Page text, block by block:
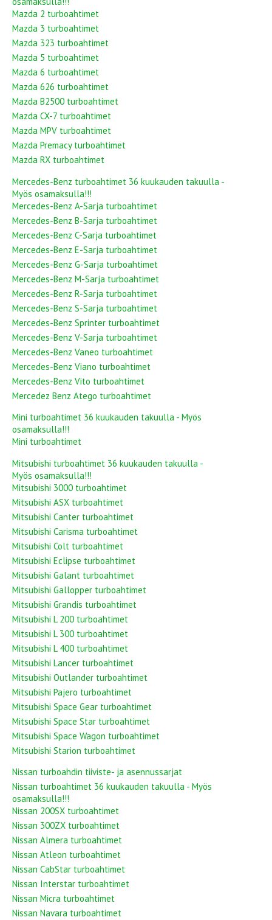
Mazda 2 turboahtimet
Mazda 3 turboahtimet
Mazda 323 turboahtimet
Mazda 5 turboahtimet
Mazda 6 turboahtimet
Mazda 626 turboahtimet
Mazda B2500 turboahtimet
Mazda CX-7 turboahtimet
Mazda MPV turboahtimet
Mazda Premacy turboahtimet
Mazda RX turboahtimet
Mercedes-Benz turboahtimet 36 kuukauden takuulla -
Myös osamaksulla!!!
Mercedes-Benz A-Sarja turboahtimet
Mercedes-Benz B-Sarja turboahtimet
Mercedes-Benz C-Sarja turboahtimet
Mercedes-Benz E-Sarja turboahtimet
Mercedes-Benz G-Sarja turboahtimet
Mercedes-Benz M-Sarja turboahtimet
Mercedes-Benz R-Sarja turboahtimet
Mercedes-Benz S-Sarja turboahtimet
Mercedes-Benz Sprinter turboahtimet
Mercedes-Benz V-Sarja turboahtimet
Mercedes-Benz Vaneo turboahtimet
Mercedes-Benz Viano turboahtimet
Mercedes-Benz Vito turboahtimet
Mercedez Benz Atego turboahtimet
Mini turboahtimet 36 kuukauden takuulla - Myös
osamaksulla!!!
Mini turboahtimet
Mitsubishi turboahtimet 36 kuukauden takuulla -
Myös osamaksulla!!!
Mitsubishi 3000 turboahtimet
Mitsubishi ASX turboahtimet
Mitsubishi Canter turboahtimet
Mitsubishi Carisma turboahtimet
Mitsubishi Colt turboahtimet
Mitsubishi Eclipse turboahtimet
Mitsubishi Galant turboahtimet
Mitsubishi Gallopper turboahtimet
Mitsubishi Grandis turboahtimet
Mitsubishi L 200 turboahtimet
Mitsubishi L 300 turboahtimet
Mitsubishi L 400 turboahtimet
Mitsubishi Lancer turboahtimet
Mitsubishi Outlander turboahtimet
Mitsubishi Pajero turboahtimet
Mitsubishi Space Gear turboahtimet
Mitsubishi Space Star turboahtimet
Mitsubishi Space Wagon turboahtimet
Mitsubishi Starion turboahtimet
Nissan turboahdin tiiviste- ja asennussarjat
Nissan turboahtimet 36 kuukauden takuulla - Myös
osamaksulla!!!
Nissan 200SX turboahtimet
Nissan 300ZX turboahtimet
Nissan Almera turboahtimet
Nissan Atleon turboahtimet
Nissan CabStar turboahtimet
Nissan Interstar turboahtimet
Nissan Micra turboahtimet
Nissan Navara turboahtimet